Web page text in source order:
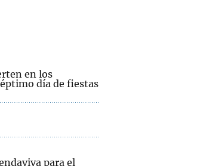
en los
día de fiestas
para el